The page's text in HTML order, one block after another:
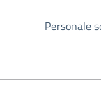
Personale